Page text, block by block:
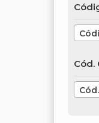
Cód.